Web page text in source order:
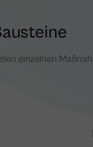
einzelnen